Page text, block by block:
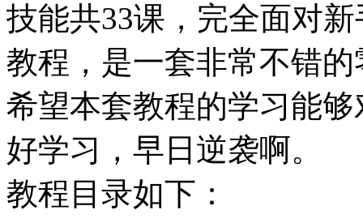
技能共33课，完全面对
教程，是一套非常不错
希望本套教程的学习能
好学习，早日逆袭啊。
教程目录如下：